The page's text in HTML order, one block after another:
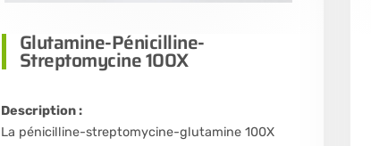
Glutamine-Pénicilline-
Streptomycine 100X
Description :
La pénicilline-streptomycine-glutamine 100X